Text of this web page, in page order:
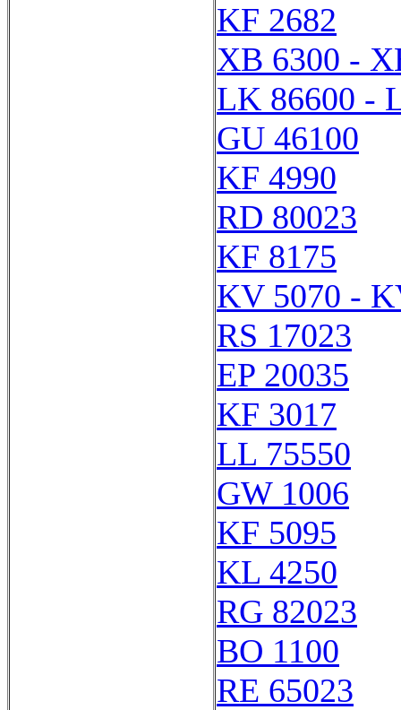
KF 2682
XB 6300 -
LK 86600 -
GU 46100
KF 4990
RD 80023
KF 8175
KV 5070 -
RS 17023
EP 20035
KF 3017
LL 75550
GW 1006
KF 5095
KL 4250
RG 82023
BO 1100
RE 65023